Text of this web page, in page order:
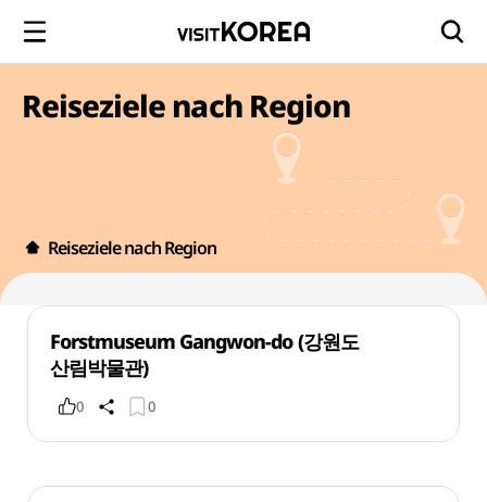
Reiseziele nach Region
Reiseziele nach Region
Forstmuseum Gangwon-do (강원도
산림박물관)
0 0